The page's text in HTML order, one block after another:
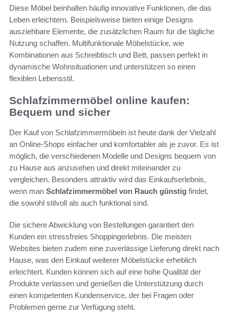
Diese Möbel beinhalten häufig innovative Funktionen, die das
Leben erleichtern. Beispielsweise bieten einige Designs
ausziehbare Elemente, die zusätzlichen Raum für die tägliche
Nutzung schaffen. Multifunktionale Möbelstücke, wie
Kombinationen aus Schreibtisch und Bett, passen perfekt in
dynamische Wohnsituationen und unterstützen so einen
flexiblen Lebensstil.
Schlafzimmermöbel online kaufen:
Bequem und sicher
Der Kauf von Schlafzimmermöbeln ist heute dank der Vielzahl
an Online-Shops einfacher und komfortabler als je zuvor. Es ist
möglich, die verschiedenen Modelle und Designs bequem von
zu Hause aus anzusehen und direkt miteinander zu
vergleichen. Besonders attraktiv wird das Einkaufserlebnis,
wenn man Schlafzimmermöbel von Rauch günstig findet,
die sowohl stilvoll als auch funktional sind.
Die sichere Abwicklung von Bestellungen garantiert den
Kunden ein stressfreies Shoppingerlebnis. Die meisten
Websites bieten zudem eine zuverlässige Lieferung direkt nach
Hause, was den Einkauf weiterer Möbelstücke erheblich
erleichtert. Kunden können sich auf eine hohe Qualität der
Produkte verlassen und genießen die Unterstützung durch
einen kompetenten Kundenservice, der bei Fragen oder
Problemen gerne zur Verfügung steht.